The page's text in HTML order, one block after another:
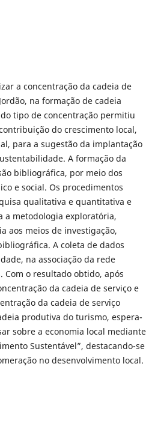
a concentração da cadeia de
na formação de cadeia
tipo de concentração permitiu
do crescimento local,
para a sugestão da implantação
A formação da
bibliográfica, por meio dos
e social. Os procedimentos
qualitativa e quantitativa e
a metodologia exploratória,
aos meios de investigação,
A coleta de dados
na associação da rede
Com o resultado obtido, após
da cadeia de serviço e
da cadeia de serviço
produtiva do turismo, espera-
sobre a economia local mediante
Sustentável”, destacando-se
no desenvolvimento local.